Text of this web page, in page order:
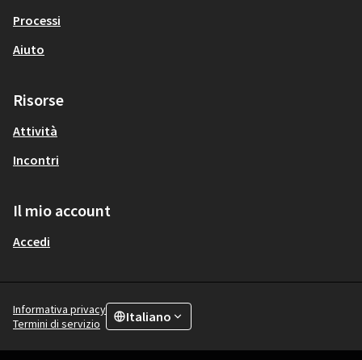
Processi
Aiuto
Risorse
Attività
Incontri
Il mio account
Accedi
Informativa privacy
Termini di servizio
Italiano
Choose language